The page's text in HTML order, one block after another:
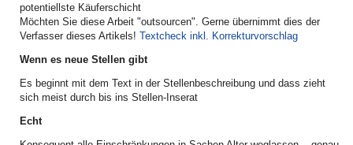
potentiellste Käuferschicht
Möchten Sie diese Arbeit "outsourcen". Gerne übernimmt dies der
Verfasser dieses Artikels! Textcheck inkl. Korrekturvorschlag
Wenn es neue Stellen gibt
Es beginnt mit dem Text in der Stellenbeschreibung und dass zieht
sich meist durch bis ins Stellen-Inserat
Echt